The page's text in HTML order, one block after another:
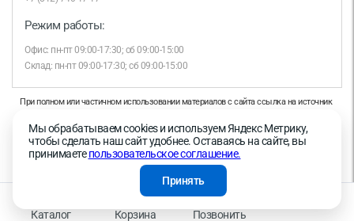
Каталог Корзина Позвонить
Режим работы:
Офис: пн-пт 09:00-17:30; сб 09:00-15:00
Склад: пн-пт 09:00-17:30; сб 09:00-15:00
При полном или частичном использовании материалов с сайта ссылка на источник
Продолжая работу с сайтом, вы даете согласие на использование сайтом cookies и
на обработку персональных данных в целях функционирования сайта, проведения
ретаргетинга, статистических исследований, улучшения сервиса и предоставления
релевантной рекламной информации на основе ваших предпочтений и интересов.
На информационном ресурсе применяются рекомендательные технологии —
Правила применения рекомендательных технологий
Мы обрабатываем cookies и используем Яндекс Метрику,
чтобы сделать наш сайт удобнее. Оставаясь на сайте, вы
принимаетепользовательское соглашение.
Принять